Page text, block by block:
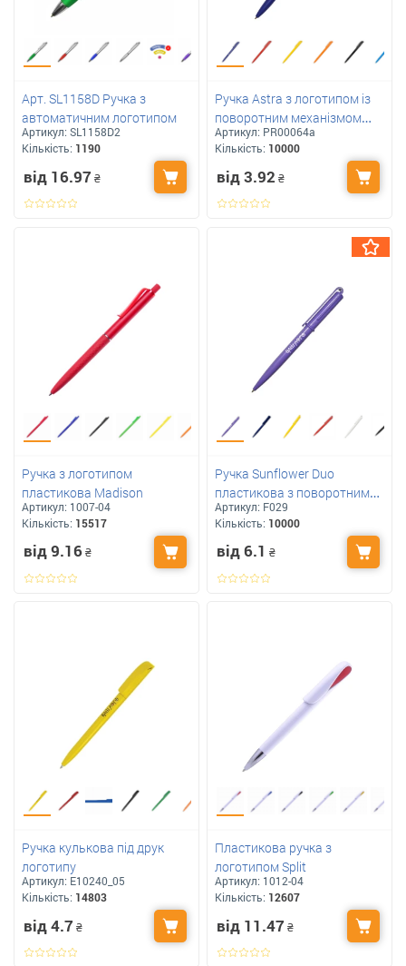
Арт. SL1158D Ручка з
автоматичним логотипом
Артикул: SL1158D2
Кількість: 1190
від 16.97 ₴
Ручка Astra з логотипом із
поворотним механізмом
глянсова Арт: R0006А
Артикул: PR00064а
Кількість: 10000
від 3.92 ₴
Ручка з логотипом
пластикова Madison
Артикул: 1007-04
Кількість: 15517
від 9.16₴
Ручка Sunflower Duo
пластикова з поворотним
механізмом із логотипом
Артикул: F029
Кількість: 10000
від 6.1 ₴
Ручка кулькова під друк
логотипу
Артикул: E10240_05
Кількість: 14803
від 4.7 ₴
Пластикова ручка з
логотипом Split
Артикул: 1012-04
Кількість: 12607
від 11.47 ₴